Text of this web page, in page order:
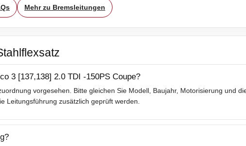
Mehr zu Bremsleitungen
3 [137,138] 2.0 TDI -150PS Coupe?
vorgesehen. Bitte gleichen Sie Modell, Baujahr, Motorisierung und
Leitungsführung zusätzlich geprüft werden.